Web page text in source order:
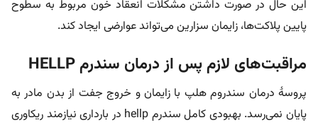
این حال در صورت داشتن مشکلات انعقاد خون مربوط به سطوح
پایین پلاکت‌ها، زایمان سزارین می‌تواند عوارضی ایجاد کند.
مراقبت‌های لازم پس از درمان سندرم HELLP
پروسۀ درمان سندروم هلپ با زایمان و خروج جفت از بدن مادر به
پایان نمی‌رسد. بهبودی کامل سندرم hellp در بارداری نیازمند ریکاوری